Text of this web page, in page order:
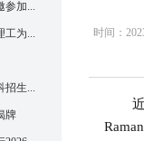
时间：
近日